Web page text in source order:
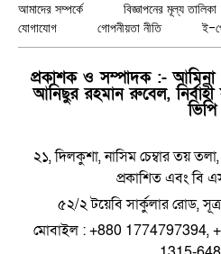
আমাদের সম্পর্কে বিজ্ঞাপনের মূল্য তালিকা
যোগাযোগ
গোপনীয়তা নীতি ই-
প্রকাশক ও সম্পাদক :-
আনিছুর রহমান রুবেল,
ভিপি
২১, দিলকুশা, নাসিম চেম্বার তয়
প্রকাশিত এবং বি এস
৫২/২ টয়েবি সার্কুলার রোড,
মোবাইল : +880 1774797394,